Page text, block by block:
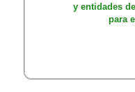
y entidades
para